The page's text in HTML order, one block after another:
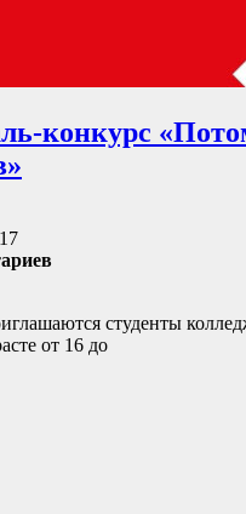
конкурс
студенты
от 16 до